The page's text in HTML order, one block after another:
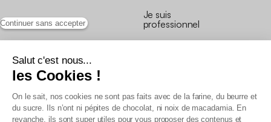
Continuer sans accepter
Salut c'est nous...
les Cookies !
On le sait, nos cookies ne sont pas faits avec de la farine, du beurre et
du sucre. Ils n’ont ni pépites de chocolat, ni noix de macadamia. En
revanche, ils sont super utiles pour vous proposer des contenus et
Je suis
professionnel
Conditions générales de vente
Conditions générales du programme de fidélité